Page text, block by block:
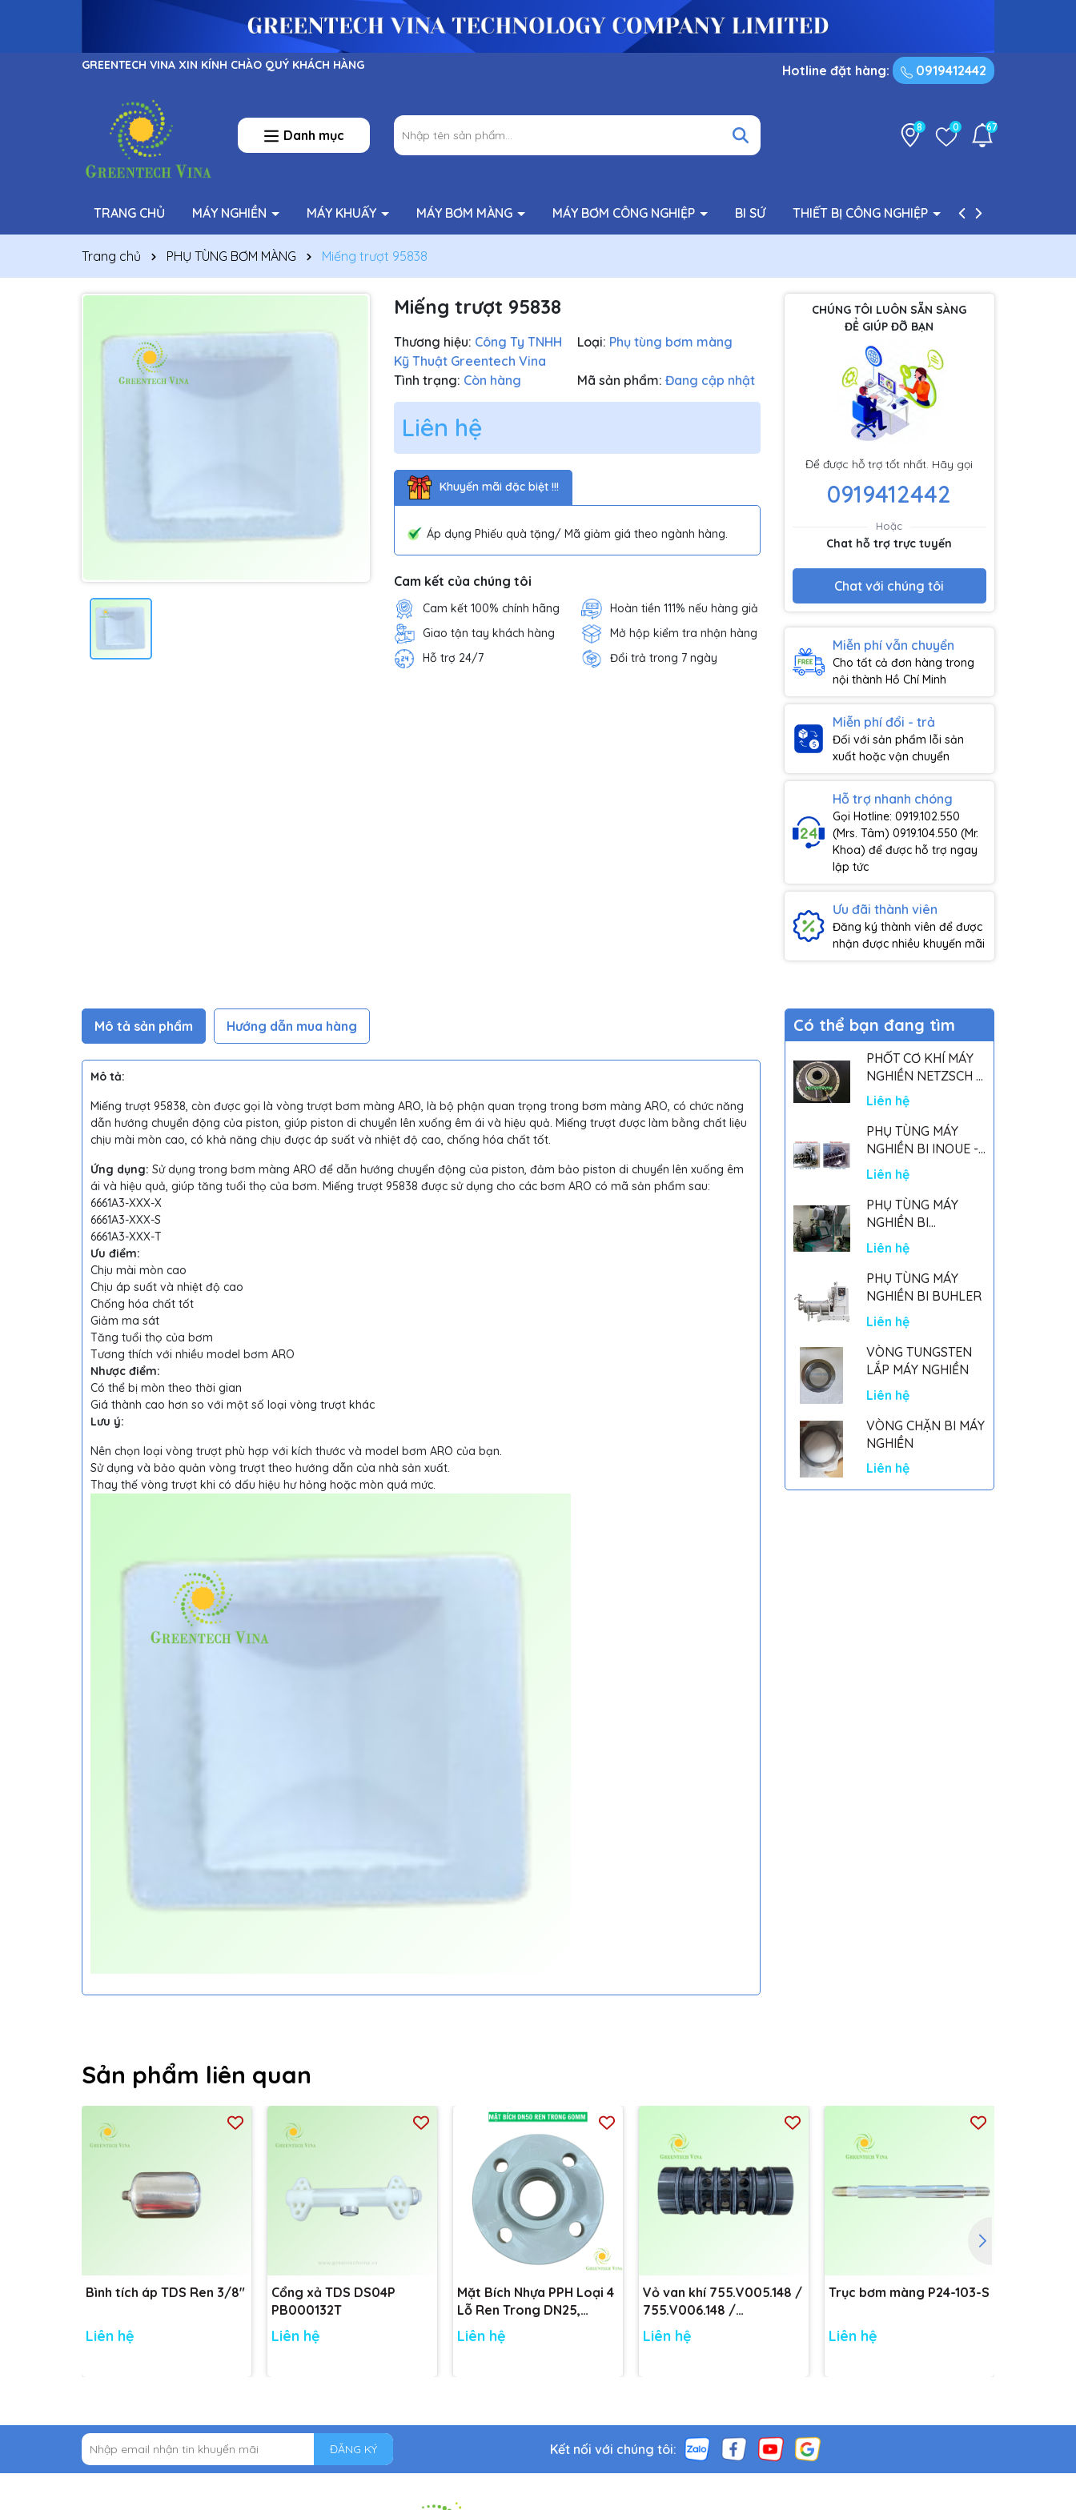
GREENTECH VINA XIN KÍNH CHÀO QUÝ KHÁCH HÀNG Hotline đặt hàng: 0919412442
Danh mục
8 0 67
TRANG CHỦ MÁY NGHIỀN MÁY KHUẤY MÁY BƠM MÀNG MÁY BƠM CÔNG NGHIỆP BI SỨ THIẾT BỊ CÔNG NGHIỆP PHỤ TÙNG BƠM
Trang chủ PHỤ TÙNG BƠM MÀNG Miếng trượt 95838
Miếng trượt 95838
Thương hiệu: Công Ty TNHH
Kỹ Thuật Greentech Vina
Loại: Phụ tùng bơm màng
Tình trạng: Còn hàng Mã sản phẩm: Đang cập nhật
Liên hệ
Khuyến mãi đặc biệt !!!
Áp dụng Phiếu quà tặng/ Mã giảm giá theo ngành hàng.
Cam kết của chúng tôi
Cam kết 100% chính hãng
Hoàn tiền 111% nếu hàng giả
Giao tận tay khách hàng
Mở hộp kiểm tra nhận hàng
Hỗ trợ 24/7
Đổi trả trong 7 ngày
CHÚNG TÔI LUÔN SẴN SÀNG
ĐỂ GIÚP ĐỠ BẠN
Để được hỗ trợ tốt nhất. Hãy gọi
0919412442
Hoặc
Chat hỗ trợ trực tuyến
Chat với chúng tôi
Miễn phí vẫn chuyển
Cho tất cả đơn hàng trong
nội thành Hồ Chí Minh
Miễn phí đổi - trả
Đối với sản phẩm lỗi sản
xuất hoặc vận chuyển
Hỗ trợ nhanh chóng
Gọi Hotline: 0919.102.550
(Mrs. Tâm) 0919.104.550 (Mr.
Khoa) để được hỗ trợ ngay
lập tức
Ưu đãi thành viên
Đăng ký thành viên để được
nhận được nhiều khuyến mãi
Mô tả sản phẩm Hướng dẫn mua hàng
Mô tả:
Miếng trượt 95838, còn được gọi là vòng trượt bơm màng ARO, là bộ phận quan trọng trong bơm màng ARO, có chức năng
dẫn hướng chuyển động của piston, giúp piston di chuyển lên xuống êm ái và hiệu quả. Miếng trượt được làm bằng chất liệu
chịu mài mòn cao, có khả năng chịu được áp suất và nhiệt độ cao, chống hóa chất tốt.
Ứng dụng: Sử dụng trong bơm màng ARO để dẫn hướng chuyển động của piston, đảm bảo piston di chuyển lên xuống êm
ái và hiệu quả, giúp tăng tuổi thọ của bơm. Miếng trượt 95838 được sử dụng cho các bơm ARO có mã sản phẩm sau:
6661A3-XXX-X
6661A3-XXX-S
6661A3-XXX-T
Ưu điểm:
Chịu mài mòn cao
Chịu áp suất và nhiệt độ cao
Chống hóa chất tốt
Giảm ma sát
Tăng tuổi thọ của bơm
Tương thích với nhiều model bơm ARO
Nhược điểm:
Có thể bị mòn theo thời gian
Giá thành cao hơn so với một số loại vòng trượt khác
Lưu ý:
Nên chọn loại vòng trượt phù hợp với kích thước và model bơm ARO của bạn.
Sử dụng và bảo quản vòng trượt theo hướng dẫn của nhà sản xuất.
Thay thế vòng trượt khi có dấu hiệu hư hỏng hoặc mòn quá mức.
Có thể bạn đang tìm
PHỐT CƠ KHÍ MÁY
NGHIỀN NETZSCH -
GERMANY
Liên hệ
PHỤ TÙNG MÁY
NGHIỀN BI INOUE -
PARTS FOR MHGII-
50 MIGHTY MILL
MARK II
Liên hệ
PHỤ TÙNG MÁY
NGHIỀN BI
NETSZCH
Liên hệ
PHỤ TÙNG MÁY
NGHIỀN BI BUHLER
Liên hệ
VÒNG TUNGSTEN
LẮP MÁY NGHIỀN
Liên hệ
VÒNG CHẶN BI MÁY
NGHIỀN
Liên hệ
Sản phẩm liên quan
Bình tích áp TDS Ren 3/8"
Liên hệ
Cổng xả TDS DS04P
PB000132T
Liên hệ
Mặt Bích Nhựa PPH Loại 4
Lỗ Ren Trong DN25,
DN32, DN40, DN50 tiêu
chuẩn
Liên hệ
Vỏ van khí 755.V005.148 /
755.V006.148 /
755.V001.148
Liên hệ
Trục bơm màng P24-103-S
Liên hệ
ĐĂNG KÝ Kết nối với chúng tôi: